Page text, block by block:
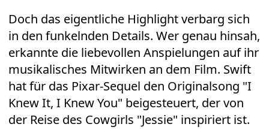
Doch das eigentliche Highlight verbarg sich
in den funkelnden Details. Wer genau hinsah,
erkannte die liebevollen Anspielungen auf ihr
musikalisches Mitwirken an dem Film. Swift
hat für das Pixar-Sequel den Originalsong "I
Knew It, I Knew You" beigesteuert, der von
der Reise des Cowgirls "Jessie" inspiriert ist.